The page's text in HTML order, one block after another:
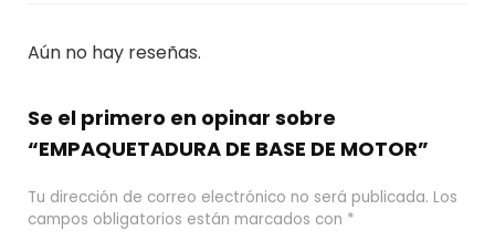
Aún no hay reseñas.
Se el primero en opinar sobre
“EMPAQUETADURA DE BASE DE MOTOR”
Tu dirección de correo electrónico no será publicada. Los
campos obligatorios están marcados con *